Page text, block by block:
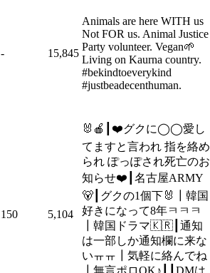
- 15,845
Animals are here WITH us
Not FOR us. Animal Justice
Party volunteer. Vegan🌱
Living on Kaurna country.
#bekindtoeverykind
#justbeadecenthuman.
150 5,104
🐰🍎┃❤️グクに◯◯愛し
てますと言われ 指を絡め
られ ぽっぽされ死亡のお
知らせ❤️┃名古屋ARMY
🐻┃グクの1個下🐰┃韓国
好きになって8年ㅋㅋㅋ
┃韓国ドラマ🇰🇷┃通知
は一部しか通知欄に来な
いㅠㅠ┃気軽に絡んでね
┃無言ポロOK♪┃┃DMは